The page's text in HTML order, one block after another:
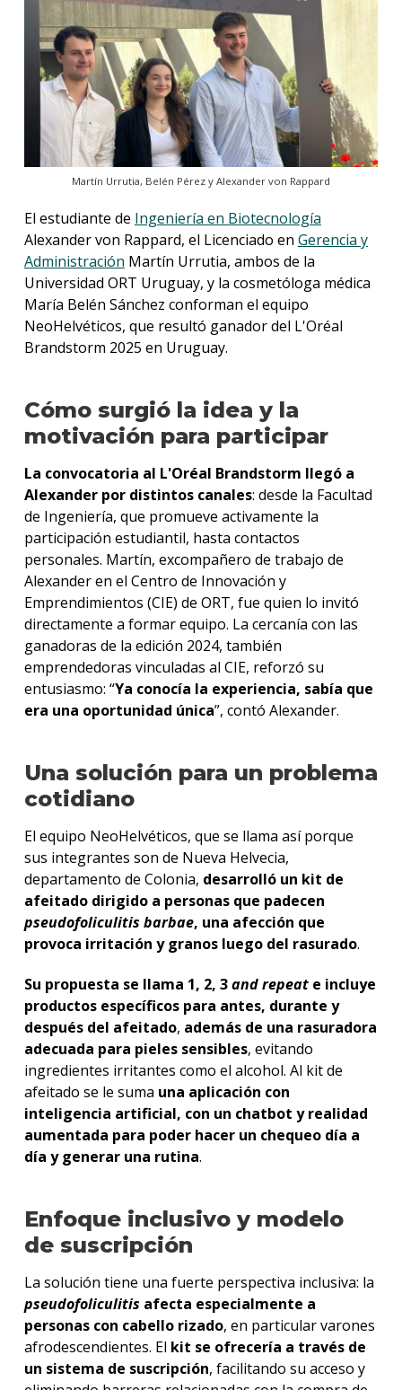
Martín Urrutia, Belén Pérez y Alexander von Rappard
El estudiante de Ingeniería en Biotecnología
Alexander von Rappard, el Licenciado en Gerencia y
Administración Martín Urrutia, ambos de la
Universidad ORT Uruguay, y la cosmetóloga médica
María Belén Sánchez conforman el equipo
NeoHelvéticos, que resultó ganador del L'Oréal
Brandstorm 2025 en Uruguay.
Cómo surgió la idea y la
motivación para participar
La convocatoria al L'Oréal Brandstorm llegó a
Alexander por distintos canales: desde la Facultad
de Ingeniería, que promueve activamente la
participación estudiantil, hasta contactos
personales. Martín, excompañero de trabajo de
Alexander en el Centro de Innovación y
Emprendimientos (CIE) de ORT, fue quien lo invitó
directamente a formar equipo. La cercanía con las
ganadoras de la edición 2024, también
emprendedoras vinculadas al CIE, reforzó su
entusiasmo: “Ya conocía la experiencia, sabía que
era una oportunidad única”, contó Alexander.
Una solución para un problema
cotidiano
El equipo NeoHelvéticos, que se llama así porque
sus integrantes son de Nueva Helvecia,
departamento de Colonia, desarrolló un kit de
afeitado dirigido a personas que padecen
pseudofoliculitis barbae, una afección que
provoca irritación y granos luego del rasurado.
Su propuesta se llama 1, 2, 3and repeat e incluye
productos específicos para antes, durante y
después del afeitado, además de una rasuradora
adecuada para pieles sensibles, evitando
ingredientes irritantes como el alcohol. Al kit de
afeitado se le suma una aplicación con
inteligencia artificial, con un chatbot y realidad
aumentada para poder hacer un chequeo día a
día y generar una rutina.
Enfoque inclusivo y modelo
de suscripción
La solución tiene una fuerte perspectiva inclusiva: la
pseudofoliculitis afecta especialmente a
personas con cabello rizado, en particular varones
afrodescendientes. El kit se ofrecería a través de
un sistema de suscripción, facilitando su acceso y